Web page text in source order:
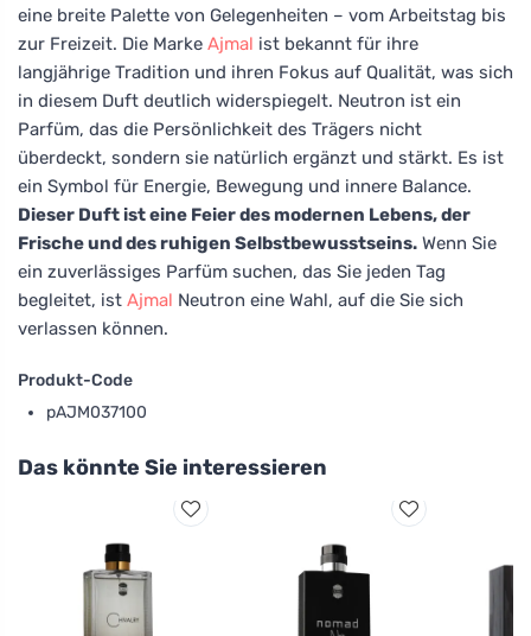
eine breite Palette von Gelegenheiten – vom Arbeitstag bis
zur Freizeit. Die Marke Ajmal ist bekannt für ihre
langjährige Tradition und ihren Fokus auf Qualität, was sich
in diesem Duft deutlich widerspiegelt. Neutron ist ein
Parfüm, das die Persönlichkeit des Trägers nicht
überdeckt, sondern sie natürlich ergänzt und stärkt. Es ist
ein Symbol für Energie, Bewegung und innere Balance.
Dieser Duft ist eine Feier des modernen Lebens, der
Frische und des ruhigen Selbstbewusstseins. Wenn Sie
ein zuverlässiges Parfüm suchen, das Sie jeden Tag
begleitet, ist Ajmal Neutron eine Wahl, auf die Sie sich
verlassen können.
Produkt-Code
pAJM037100
Das könnte Sie interessieren